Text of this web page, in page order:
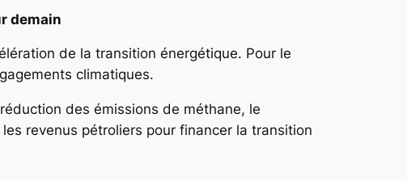
demain
de la transition énergétique. Pour le
climatiques.
des émissions de méthane, le
revenus pétroliers pour financer la transition